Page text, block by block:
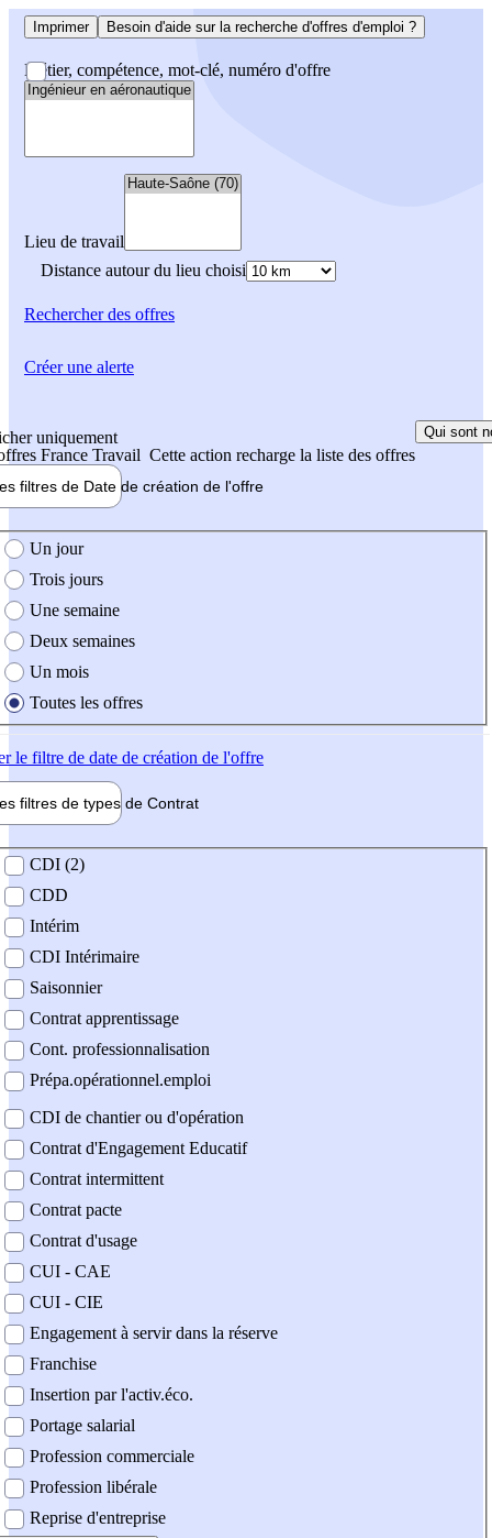
Imprimer Besoin d'aide sur la recherche d'offres d'emploi ?
Métier, compétence, mot-clé, numéro d'offre
Lieu de travail
Distance autour du lieu choisi
Rechercherdes offres
uniquement
France Travail Cette action recharge la liste des offres
Qui sont
filtres de Date de création de l'offre
création de l'offre
Un jour
Trois jours
Une semaine
Deux semaines
Un mois
Toutes les offres
le filtre de date de création de l'offre
filtres de types de Contrat
contrat
CDI (2)
CDD
Intérim
CDI Intérimaire
Saisonnier
Contrat apprentissage
Cont. professionnalisation
Prépa.opérationnel.emploi
CDI de chantier ou d'opération
Contrat d'Engagement Educatif
Contrat intermittent
Contrat pacte
Contrat d'usage
CUI - CAE
CUI - CIE
Engagement à servir dans la réserve
Franchise
Insertion par l'activ.éco.
Portage salarial
Profession commerciale
Profession libérale
Reprise d'entreprise
Créer une alerte